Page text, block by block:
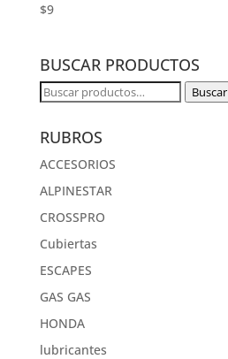
$9
BUSCAR PRODUCTOS
Buscar
Buscar
RUBROS
ACCESORIOS
ALPINESTAR
CROSSPRO
Cubiertas
ESCAPES
GAS GAS
HONDA
lubricantes